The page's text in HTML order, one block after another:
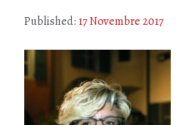
Published: 17 Novembre 2017